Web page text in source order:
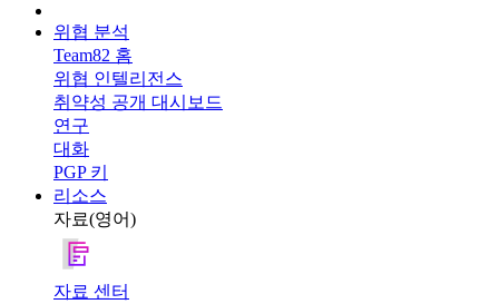
위협 분석
Team82 홈
위협 인텔리전스
취약성 공개 대시보드
연구
대화
PGP 키
리소스
자료(영어)
자료 센터